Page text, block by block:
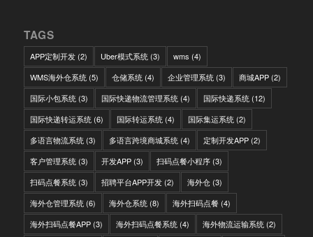
TAGS
APP定制开发(2) Uber模式系统(3) wms (4)
WMS海外仓系统(5) 仓储系统(4) 企业管理系统(3) 商城APP(2)
国际小包系统(3) 国际快递物流管理系统(4) 国际快递系统(12)
国际快递转运系统(6) 国际转运系统(4) 国际集运系统(2)
多语言物流系统(3) 多语言跨境商城系统(4) 定制开发APP(2)
客户管理系统(3) 开发APP(3) 扫码点餐小程序(3)
扫码点餐系统(3) 招聘平台APP开发(2) 海外仓(3)
海外仓管理系统(6) 海外仓系统(8) 海外扫码点餐(4)
海外扫码点餐APP(3) 海外扫码点餐系统(4) 海外物流运输系统(2)